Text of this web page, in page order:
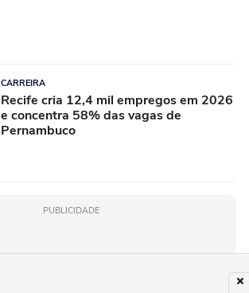
CARREIRA
Recife cria 12,4 mil empregos em 2026
e concentra 58% das vagas de
Pernambuco
PUBLICIDADE